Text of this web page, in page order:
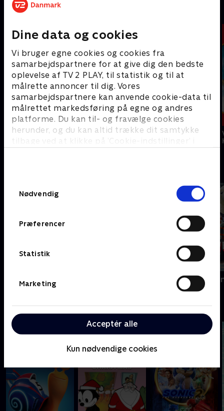
Dine data og cookies
Vi bruger egne cookies og cookies fra
samarbejdspartnere for at give dig den bedste
oplevelse af TV 2 PLAY, til statistik og til at
målrette annoncer til dig. Vores
samarbejdspartnere kan anvende cookie-data til
målrettet markedsføring på egne og andres
platforme. Du kan til- og fravælge cookies
herunder, og du kan altid trække dit samtykke
tilbage ved at klikke på ’Cookie-indstillinger’ i
Nødvendig
Præferencer
Statistik
Marketing
Acceptér alle
Kun nødvendige cookies
Astrid Lindgrens børneunivers
Pippi på de syv
Emil fra
Alle vi børn i
Slikbyggerne